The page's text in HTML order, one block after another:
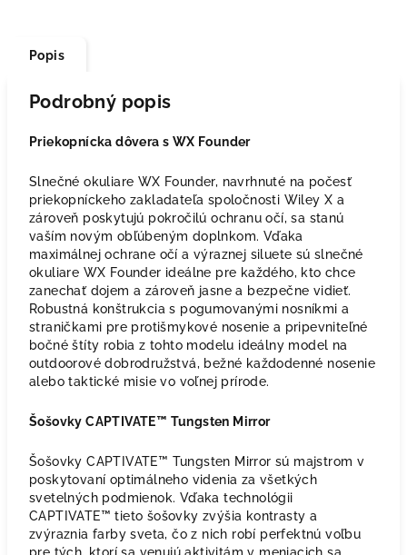
Popis
Podrobný popis
Priekopnícka dôvera s WX Founder
Slnečné okuliare WX Founder, navrhnuté na počesť
priekopníckeho zakladateľa spoločnosti Wiley X a
zároveň poskytujú pokročilú ochranu očí, sa stanú
vaším novým obľúbeným doplnkom. Vďaka
maximálnej ochrane očí a výraznej siluete sú slnečné
okuliare WX Founder ideálne pre každého, kto chce
zanechať dojem a zároveň jasne a bezpečne vidieť.
Robustná konštrukcia s pogumovanými nosníkmi a
straničkami pre protišmykové nosenie a pripevniteľné
bočné štíty robia z tohto modelu ideálny model na
outdoorové dobrodružstvá, bežné každodenné nosenie
alebo taktické misie vo voľnej prírode.
Šošovky CAPTIVATE™ Tungsten Mirror
Šošovky CAPTIVATE™ Tungsten Mirror sú majstrom v
poskytovaní optimálneho videnia za všetkých
svetelných podmienok. Vďaka technológii
CAPTIVATE™ tieto šošovky zvýšia kontrasty a
zvýraznia farby sveta, čo z nich robí perfektnú voľbu